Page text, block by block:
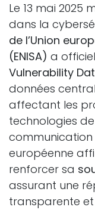
Le 13 mai 2025
dans la
de l’Union
(ENISA) a
Vulnerability
données
affectant les
technologies
communication
européenne
renforcer sa
assurant une
transparente et